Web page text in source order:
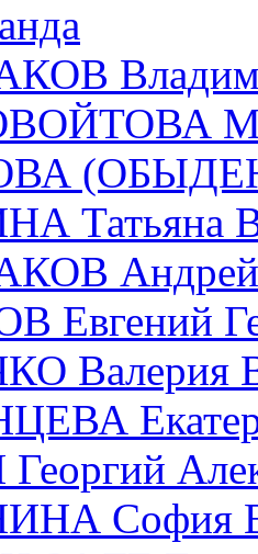
Татьяна
Андрей
Евгений
Валерия
София